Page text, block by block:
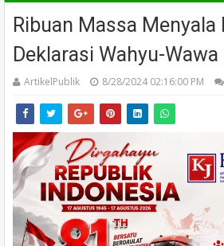
Ribuan Massa Menyala
Deklarasi Wahyu-Wawa
ArtikelPublik 8/28/2024 02:16:00 PM